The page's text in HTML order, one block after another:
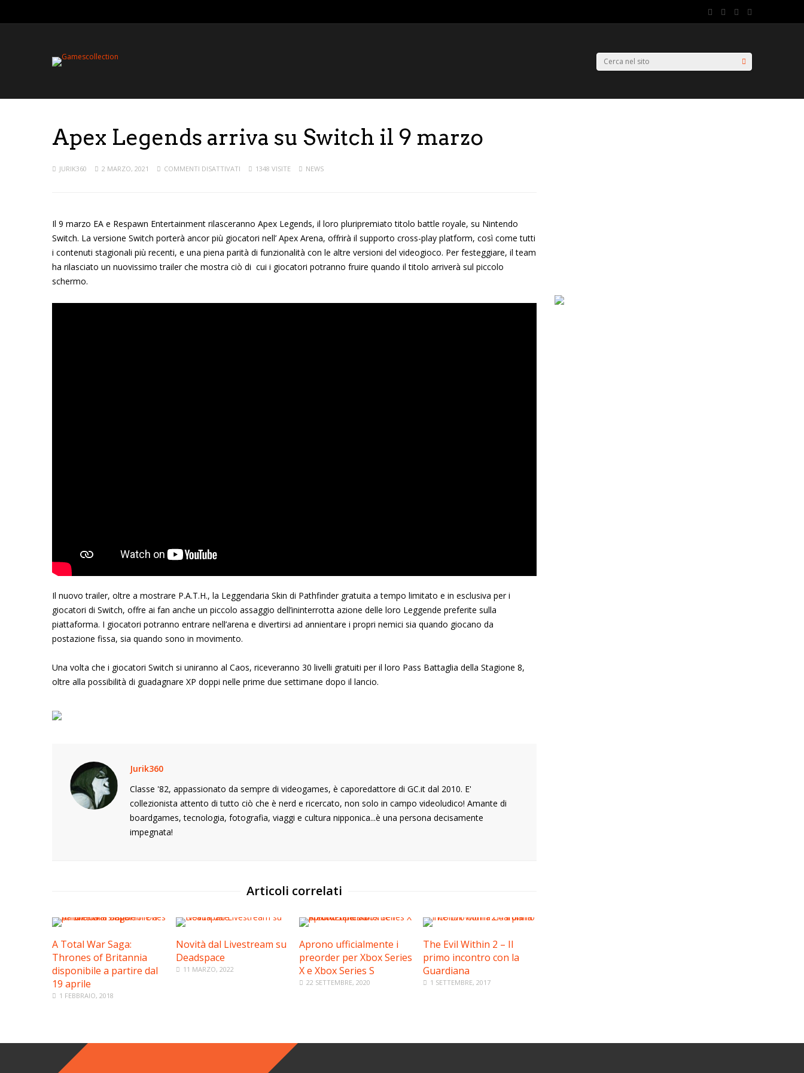
Apex Legends arriva su Switch il 9 marzo
JURIK360 2 MARZO, 2021 COMMENTI DISATTIVATI 1348 VISITE NEWS
Il 9 marzo EA e Respawn Entertainment rilasceranno Apex Legends, il loro pluripremiato titolo battle royale, su Nintendo
Switch. La versione Switch porterà ancor più giocatori nell’ Apex Arena, offrirà il supporto cross-play platform, così come tutti
i contenuti stagionali più recenti, e una piena parità di funzionalità con le altre versioni del videogioco. Per festeggiare, il team
ha rilasciato un nuovissimo trailer che mostra ciò di cui i giocatori potranno fruire quando il titolo arriverà sul piccolo
schermo.
Il nuovo trailer, oltre a mostrare P.A.T.H., la Leggendaria Skin di Pathfinder gratuita a tempo limitato e in esclusiva per i
giocatori di Switch, offre ai fan anche un piccolo assaggio dell’ininterrotta azione delle loro Leggende preferite sulla
piattaforma. I giocatori potranno entrare nell’arena e divertirsi ad annientare i propri nemici sia quando giocano da
postazione fissa, sia quando sono in movimento.
Una volta che i giocatori Switch si uniranno al Caos, riceveranno 30 livelli gratuiti per il loro Pass Battaglia della Stagione 8,
oltre alla possibilità di guadagnare XP doppi nelle prime due settimane dopo il lancio.
Jurik360
Classe '82, appassionato da sempre di videogames, è caporedattore di GC.it dal 2010. E'
collezionista attento di tutto ciò che è nerd e ricercato, non solo in campo videoludico! Amante di
boardgames, tecnologia, fotografia, viaggi e cultura nipponica...è una persona decisamente
impegnata!
Articoli correlati
A Total War Saga:
Thrones of Britannia
disponibile a partire dal
19 aprile
1 FEBBRAIO, 2018
Novità dal Livestream su
Deadspace
11 MARZO, 2022
Aprono ufficialmente i
preorder per Xbox Series
X e Xbox Series S
22 SETTEMBRE, 2020
The Evil Within 2 – Il
primo incontro con la
Guardiana
1 SETTEMBRE, 2017